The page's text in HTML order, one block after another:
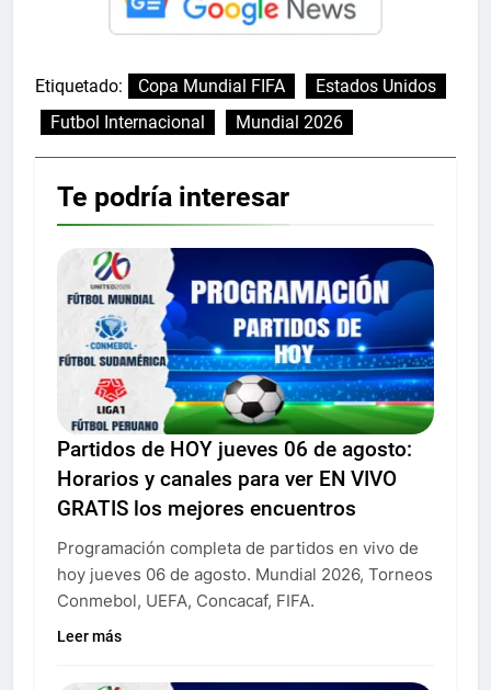
Etiquetado: Copa Mundial FIFA
Estados Unidos
Futbol Internacional
Mundial 2026
Te podría interesar
Partidos de HOY jueves 06 de agosto:
Horarios y canales para ver EN VIVO
GRATIS los mejores encuentros
Programación completa de partidos en vivo de
hoy jueves 06 de agosto. Mundial 2026, Torneos
Conmebol, UEFA, Concacaf, FIFA.
Leer más